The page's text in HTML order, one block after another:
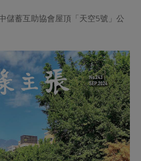
儲蓄互助協會屋頂「天空5號」公